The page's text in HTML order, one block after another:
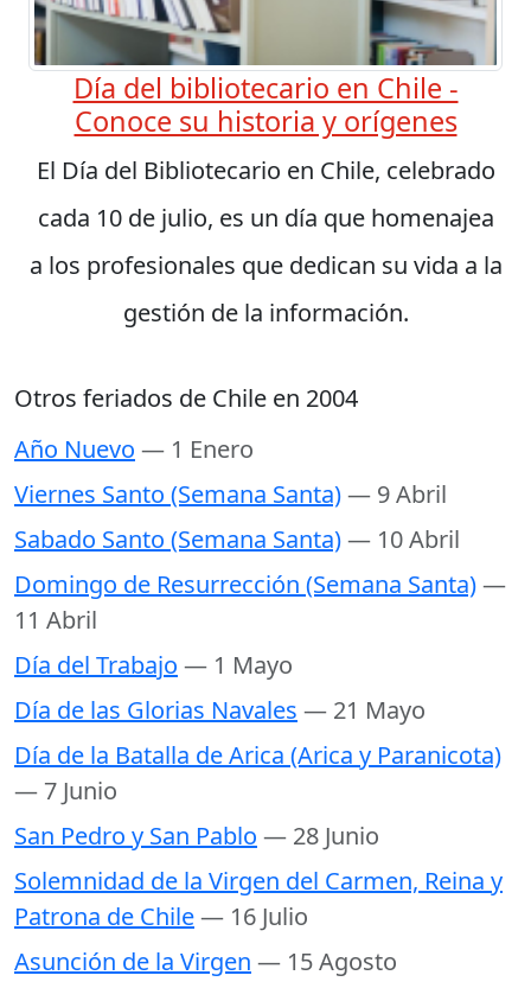
Día del bibliotecario en Chile -
Conoce su historia y orígenes
El Día del Bibliotecario en Chile, celebrado
cada 10 de julio, es un día que homenajea
a los profesionales que dedican su vida a la
gestión de la información.
Otros feriados de Chile en 2004
Año Nuevo — 1 Enero
Viernes Santo (Semana Santa)— 9 Abril
Sabado Santo (Semana Santa)— 10 Abril
Domingo de Resurrección (Semana Santa)—
11 Abril
Día del Trabajo — 1 Mayo
Día de las Glorias Navales — 21 Mayo
Día de la Batalla de Arica (Arica y Paranicota)
— 7 Junio
San Pedro y San Pablo — 28 Junio
Solemnidad de la Virgen del Carmen, Reina y
Patrona de Chile— 16 Julio
Asunción de la Virgen — 15 Agosto